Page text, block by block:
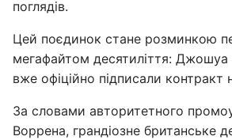
поглядів.
Цей поєдинок стане розминкою
мегафайтом десятиліття:
вже офіційно підписали контракт
За словами авторитетного
Воррена, грандіозне британське